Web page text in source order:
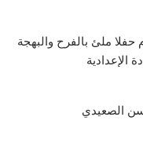
ملئ بالفرح والبهجة
الإعدادية
الصعيدي